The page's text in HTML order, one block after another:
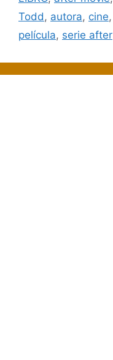
Todd , autora, cine,
película, serie after